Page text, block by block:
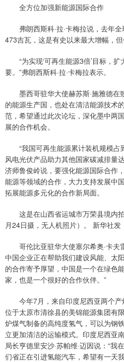
全方位加强新能源国际合作
弗朗西斯科·拉·卡梅拉说，去年全
473吉瓦，这是有史以来最大增幅，但
“为实现‘可再生能源3倍’目标，扩
要。”弗朗西斯科·拉·卡梅拉表示。
墨西哥驻华大使赫苏斯·施雅德在
的能源生产国，也处在清洁能源技术
范，希望通过此次论坛，深化墨中两
展的合作机会。
“我国可再生能源累计装机规模占
风电光伏产品助力其他国家碳减排量
济师鲁俊岭说，要强化能源国际合作
能源等领域的合作，大力支持发展中
拓展能源多元化的合作新局面。
这是在山西省运城市万荣县境内
月24日摄，无人机照片）。 新华社发
哥伦比亚驻华大使塞尔希奥·卡夫
中国企业正在帮助我们建设风能、太
的合作寄予厚望，中国是一个在绿色
家，也是一个很好的合作伙伴。”
今年7月，来自印度尼西亚两个产
位于太原市清徐县的美锦能源集团有
炉煤气制备的高纯度氢气，可以为钢
立更加清洁的运输模式。印度尼西亚
局长亨德里安沙·苏帕维·迈因说：“我
们省正在引进氢能汽车，希望有一天